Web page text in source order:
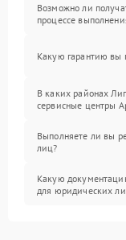
Возможно ли
процессе
Какую гарантию вы
В каких районах
сервисные центры
Выполняете ли вы
лиц?
Какую
для юридических